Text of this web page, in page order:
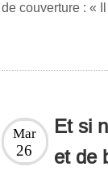
de couverture : «
Et si
et de
Mar
26